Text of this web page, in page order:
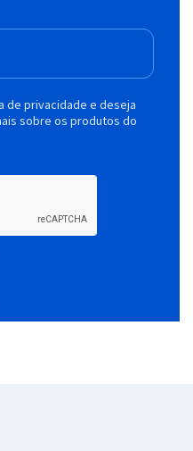
de privacidade e deseja
sobre os produtos do